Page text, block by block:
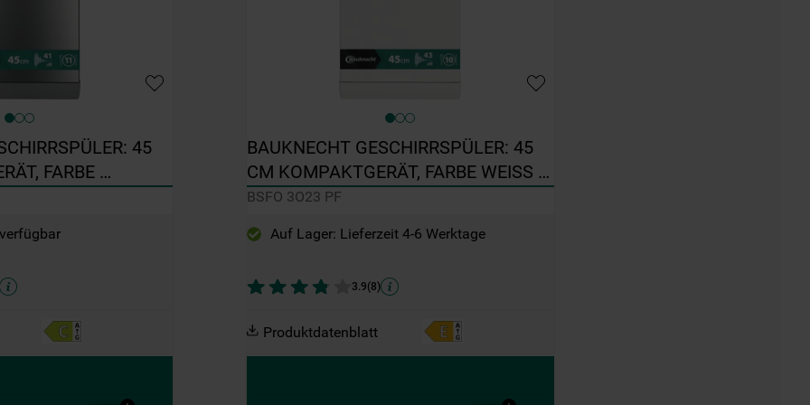
45
FARBE
BAUKNECHT GESCHIRRSPÜLER: 45
CM KOMPAKTGERÄT, FARBE WEISS -
BSFO 3O23 PF
BSFO 3O23 PF
Auf Lager: Lieferzeit 4-6 Werktage
3.9(8)
Produktdatenblatt